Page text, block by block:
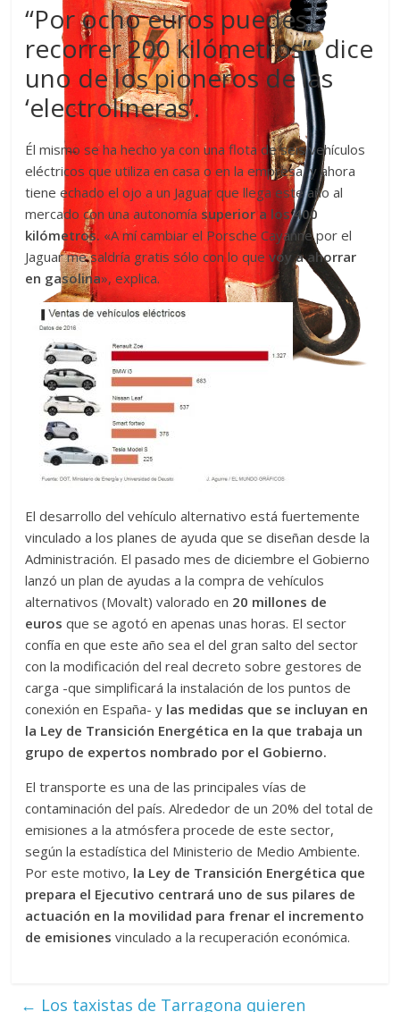
“Por ocho euros puedes
recorrer 200 kilómetros”, dice
uno de los pioneros de las
‘electrolineras’.
Él mismo se ha hecho ya con una flota de seis vehículos
eléctricos que utiliza en casa o en la empresa, y ahora
tiene echado el ojo a un Jaguar que llega este año al
mercado con una autonomía superior a los 400
kilómetros. «A mí cambiar el Porsche Cayanne por el
Jaguar me saldría gratis sólo con lo quevoy a ahorrar
en gasolina», explica.
El desarrollo del vehículo alternativo está fuertemente
vinculado a los planes de ayuda que se diseñan desde la
Administración. El pasado mes de diciembre el Gobierno
lanzó un plan de ayudas a la compra de vehículos
alternativos (Movalt) valorado en 20 millones de
euros que se agotó en apenas unas horas. El sector
confía en que este año sea el del gran salto del sector
con la modificación del real decreto sobre gestores de
carga -que simplificará la instalación de los puntos de
conexión en España- y las medidas que se incluyan en
la Ley de Transición Energética en la que trabaja un
grupo de expertos nombrado por el Gobierno.
El transporte es una de las principales vías de
contaminación del país. Alrededor de un 20% del total de
emisiones a la atmósfera procede de este sector,
según la estadística del Ministerio de Medio Ambiente.
Por este motivo, la Ley de Transición Energética que
prepara el Ejecutivo centrará uno de sus pilares de
actuación en la movilidad para frenar el incremento
de emisiones vinculado a la recuperación económica.
← Los taxistas de Tarragona quieren